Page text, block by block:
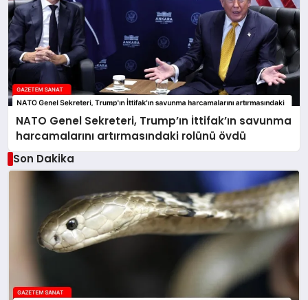
NATO Genel Sekreteri, Trump’ın İttifak’ın savunma
harcamalarını artırmasındaki rolünü övdü
Son Dakika